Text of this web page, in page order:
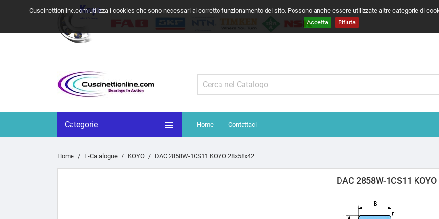
Cuscinettionline.com utilizza i cookies che sono necessari al corretto funzionamento del sito. Possono anche essere utilizzate altre categorie di
Accetta
Rifiuta
Categorie  Home Contattaci
Home E-Catalogue KOYO DAC 2858W-1CS11 KOYO 28x58x42
DAC 2858W-1CS11